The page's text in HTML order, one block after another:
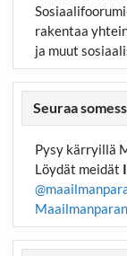
rakentaa
ja muut
Seuraa
Pysy kärryillä
Löydät meidät